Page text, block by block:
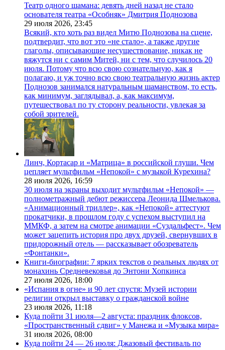
Театр одного шамана: девять дней назад не стало
основателя театра «Особняк» Дмитрия Поднозова
29 июля 2026, 23:45
Всякий, кто хоть раз видел Митю Поднозова на сцене,
подтвердит, что вот это «не стало», а также другие
глаголы, описывающие несуществование, никак не
вяжутся ни с самим Митей, ни с тем, что случилось 20
июля. Потому что всю свою сознательную, как я
полагаю, и уж точно всю свою театральную жизнь актер
Поднозов занимался натуральным шаманством, то есть,
как минимум, заглядывал, а, как максимум,
путешествовал по ту сторону реальности, увлекая за
собой зрителей.
Линч, Кортасар и «Матрица» в российской глуши. Чем
цепляет мультфильм «Непокой» с музыкой Курехина?
28 июля 2026, 16:59
30 июля на экраны выходит мультфильм «Непокой» —
полнометражный дебют режиссера Леонида Шмелькова.
«Анимационный триллер», как «Непокой» аттестуют
прокатчики, в прошлом году с успехом выступил на
ММКФ, а затем на смотре анимации «Суздальфест». Чем
может зацепить история про двух друзей, свернувших в
придорожный отель — рассказывает обозреватель
«Фонтанки».
Книги-биографии: 7 ярких текстов о реальных людях от
монахинь Средневековья до Энтони Хопкинса
27 июля 2026, 18:00
«Испания в огне» и 90 лет спустя: Музей истории
религии открыл выставку о гражданской войне
23 июля 2026, 11:18
Куда пойти 31 июля—2 августа: праздник флоксов,
«Пространственный сдвиг» у Манежа и «Музыка мира»
31 июля 2026, 08:00
Куда пойти 24 — 26 июля: Джазовый фестиваль по